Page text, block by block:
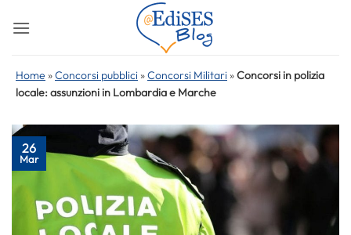
Home »Concorsi pubblici »Concorsi Militari »Concorsi in polizia
locale: assunzioni in Lombardia e Marche
26
Mar